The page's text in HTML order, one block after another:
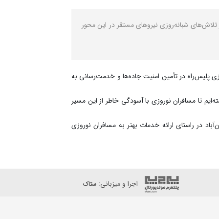
وضعیت تردد، از تلاش‌های شبانه‌روزی نیروهای مستقر در این محور
پلیس‌راه در تأمین امنیت جاده‌ها و خدمت‌رسانی به
تا مسافران نوروزی با آسودگی خاطر از این مسیر
در راستای ارائه خدمات بهتر به مسافران نوروزی
اجرا و میزبانی:ستاک